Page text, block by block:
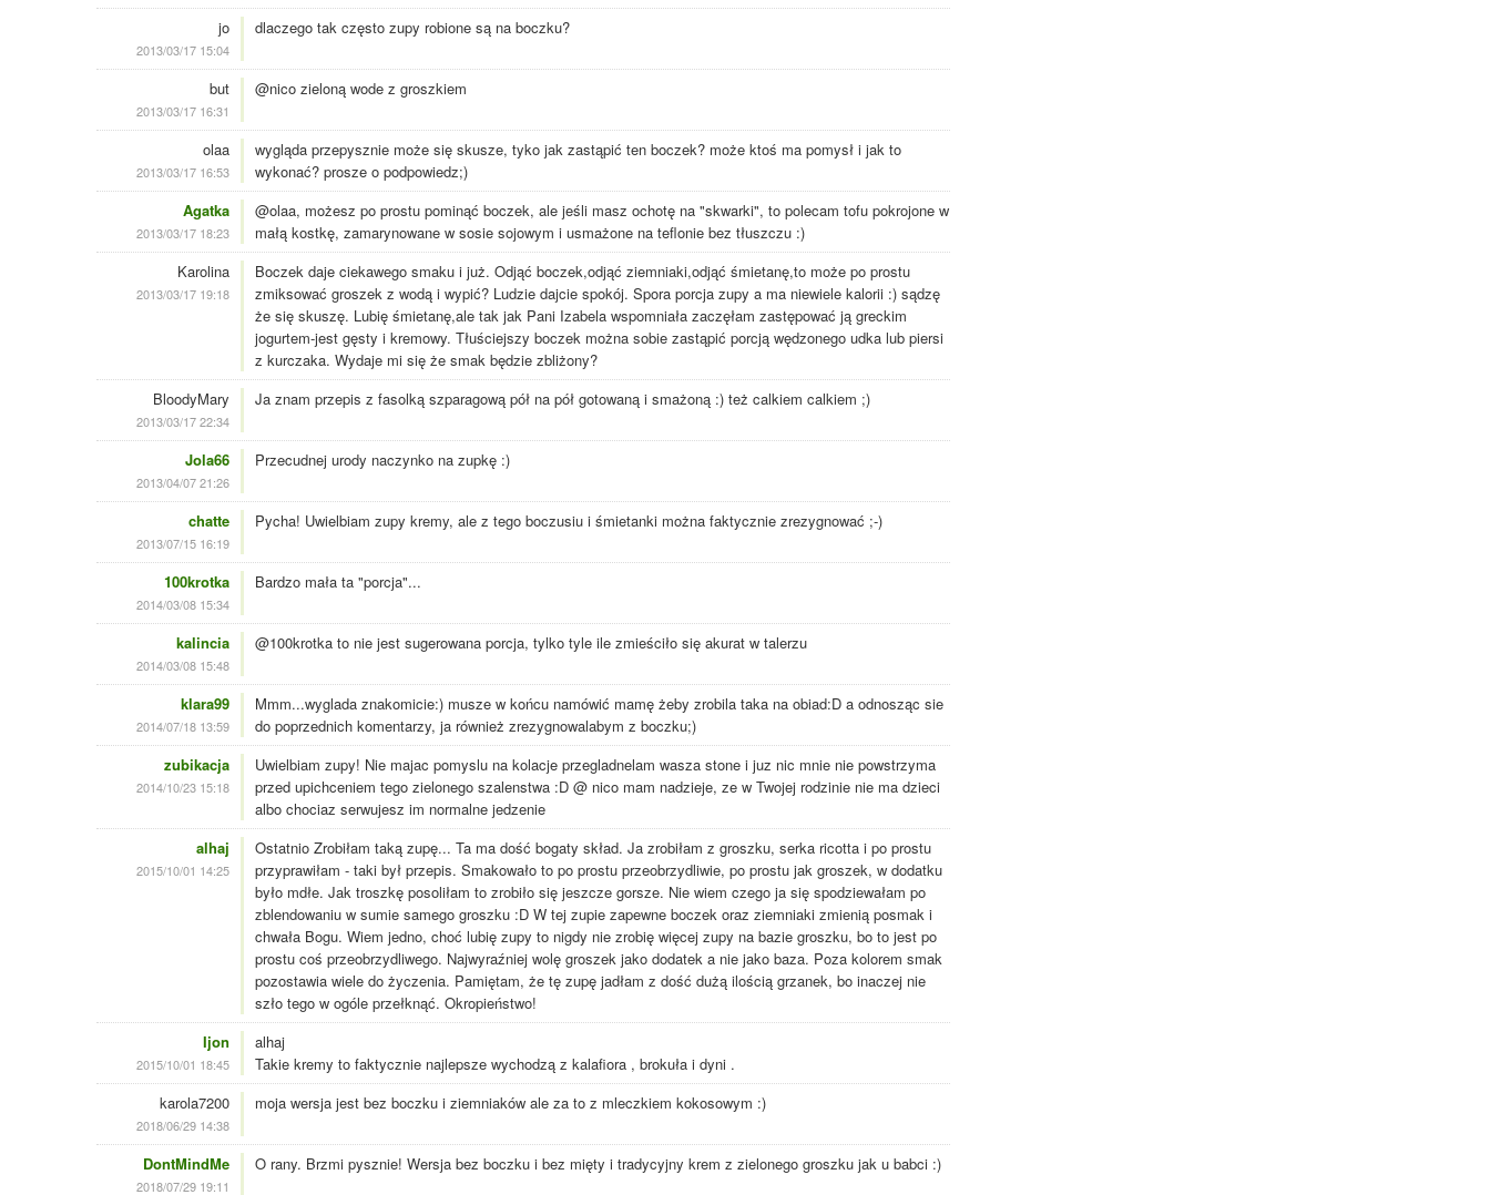
jo
2013/03/17 15:04
dlaczego tak często zupy robione są na boczku?
but
2013/03/17 16:31
@nico zieloną wode z groszkiem
olaa
2013/03/17 16:53
wygląda przepysznie może się skusze, tyko jak zastąpić ten boczek? może ktoś ma pomysł i jak to
wykonać? prosze o podpowiedz;)
Agatka
2013/03/17 18:23
@olaa, możesz po prostu pominąć boczek, ale jeśli masz ochotę na "skwarki", to polecam tofu pokrojone w
małą kostkę, zamarynowane w sosie sojowym i usmażone na teflonie bez tłuszczu :)
Karolina
2013/03/17 19:18
Boczek daje ciekawego smaku i już. Odjąć boczek,odjąć ziemniaki,odjąć śmietanę,to może po prostu
zmiksować groszek z wodą i wypić? Ludzie dajcie spokój. Spora porcja zupy a ma niewiele kalorii :) sądzę
że się skuszę. Lubię śmietanę,ale tak jak Pani Izabela wspomniała zaczęłam zastępować ją greckim
jogurtem-jest gęsty i kremowy. Tłuściejszy boczek można sobie zastąpić porcją wędzonego udka lub piersi
z kurczaka. Wydaje mi się że smak będzie zbliżony?
BloodyMary
2013/03/17 22:34
Ja znam przepis z fasolką szparagową pół na pół gotowaną i smażoną :) też calkiem calkiem ;)
Jola66
2013/04/07 21:26
Przecudnej urody naczynko na zupkę :)
chatte
2013/07/15 16:19
Pycha! Uwielbiam zupy kremy, ale z tego boczusiu i śmietanki można faktycznie zrezygnować ;-)
100krotka
2014/03/08 15:34
Bardzo mała ta "porcja"...
kalincia
2014/03/08 15:48
@100krotka to nie jest sugerowana porcja, tylko tyle ile zmieściło się akurat w talerzu
klara99
2014/07/18 13:59
Mmm...wyglada znakomicie:) musze w końcu namówić mamę żeby zrobila taka na obiad:D a odnosząc sie
do poprzednich komentarzy, ja również zrezygnowalabym z boczku;)
zubikacja
2014/10/23 15:18
Uwielbiam zupy! Nie majac pomyslu na kolacje przegladnelam wasza stone i juz nic mnie nie powstrzyma
przed upichceniem tego zielonego szalenstwa :D @ nico mam nadzieje, ze w Twojej rodzinie nie ma dzieci
albo chociaz serwujesz im normalne jedzenie
alhaj
2015/10/01 14:25
Ostatnio Zrobiłam taką zupę... Ta ma dość bogaty skład. Ja zrobiłam z groszku, serka ricotta i po prostu
przyprawiłam - taki był przepis. Smakowało to po prostu przeobrzydliwie, po prostu jak groszek, w dodatku
było mdłe. Jak troszkę posoliłam to zrobiło się jeszcze gorsze. Nie wiem czego ja się spodziewałam po
zblendowaniu w sumie samego groszku :D W tej zupie zapewne boczek oraz ziemniaki zmienią posmak i
chwała Bogu. Wiem jedno, choć lubię zupy to nigdy nie zrobię więcej zupy na bazie groszku, bo to jest po
prostu coś przeobrzydliwego. Najwyraźniej wolę groszek jako dodatek a nie jako baza. Poza kolorem smak
pozostawia wiele do życzenia. Pamiętam, że tę zupę jadłam z dość dużą ilością grzanek, bo inaczej nie
szło tego w ogóle przełknąć. Okropieństwo!
Ijon
2015/10/01 18:45
alhaj
Takie kremy to faktycznie najlepsze wychodzą z kalafiora , brokuła i dyni .
karola7200
2018/06/29 14:38
moja wersja jest bez boczku i ziemniaków ale za to z mleczkiem kokosowym :)
DontMindMe
2018/07/29 19:11
O rany. Brzmi pysznie! Wersja bez boczku i bez mięty i tradycyjny krem z zielonego groszku jak u babci :)